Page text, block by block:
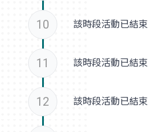
10 該時段活動已結束
11 該時段活動已結束
12 該時段活動已結束